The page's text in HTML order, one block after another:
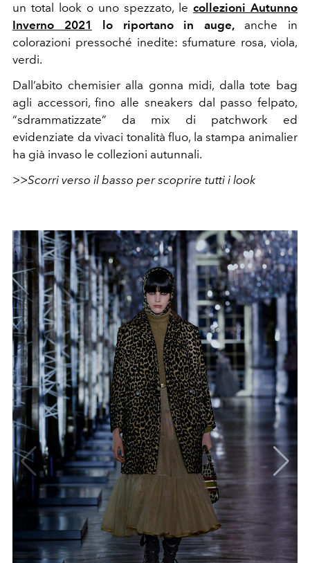
un total look o uno spezzato, le collezioni Autunno
Inverno 2021
lo riportano in auge, anche in
colorazioni pressoché inedite: sfumature rosa, viola,
verdi.
Dall’abito chemisier alla gonna midi, dalla tote bag
agli accessori, fino alle sneakers dal passo felpato,
“sdrammatizzate” da mix di patchwork ed
evidenziate da vivaci tonalità fluo, la stampa animalier
ha già invaso le collezioni autunnali.
>>Scorri verso il basso per scoprire tutti i look